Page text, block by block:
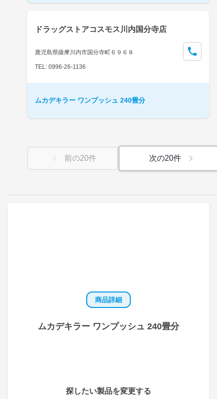
商品詳細
ムカデキラー ワンプッシュ 240畳分
探したい製品を変更する
ドラッグストアコスモス川内国分寺店
鹿児島県薩摩川内市国分寺町６９６８
TEL: 0996-26-1136
ムカデキラー ワンプッシュ 240畳分
前の20件 次の20件